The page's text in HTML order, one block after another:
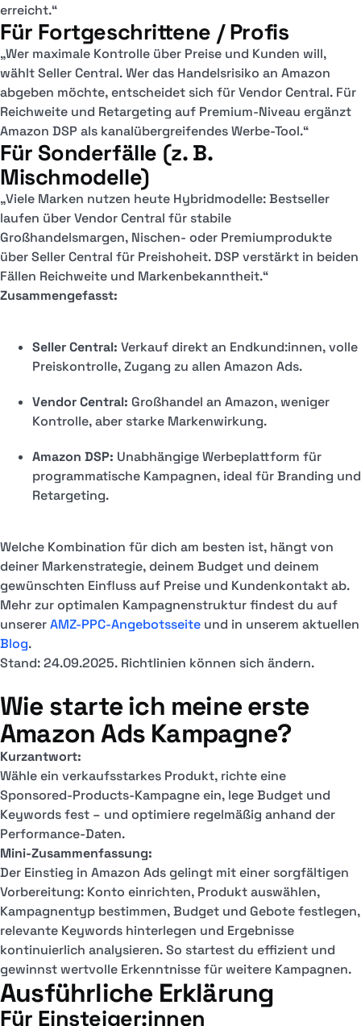
erreicht.“
Für Fortgeschrittene / Profis
„Wer maximale Kontrolle über Preise und Kunden will,
wählt Seller Central. Wer das Handelsrisiko an Amazon
abgeben möchte, entscheidet sich für Vendor Central. Für
Reichweite und Retargeting auf Premium-Niveau ergänzt
Amazon DSP als kanalübergreifendes Werbe-Tool.“
Für Sonderfälle (z. B.
Mischmodelle)
„Viele Marken nutzen heute Hybridmodelle: Bestseller
laufen über Vendor Central für stabile
Großhandelsmargen, Nischen- oder Premiumprodukte
über Seller Central für Preishoheit. DSP verstärkt in beiden
Fällen Reichweite und Markenbekanntheit.“
Zusammengefasst:
Seller Central: Verkauf direkt an Endkund:innen, volle
Preiskontrolle, Zugang zu allen Amazon Ads.
Vendor Central: Großhandel an Amazon, weniger
Kontrolle, aber starke Markenwirkung.
Amazon DSP: Unabhängige Werbeplattform für
programmatische Kampagnen, ideal für Branding und
Retargeting.
Welche Kombination für dich am besten ist, hängt von
deiner Markenstrategie, deinem Budget und deinem
gewünschten Einfluss auf Preise und Kundenkontakt ab.
Mehr zur optimalen Kampagnenstruktur findest du auf
unsererAMZ-PPC-Angebotsseite und in unserem aktuellen
Blog.
Stand: 24.09.2025. Richtlinien können sich ändern.
Wie starte ich meine erste
Amazon Ads Kampagne?
Kurzantwort:
Wähle ein verkaufsstarkes Produkt, richte eine
Sponsored-Products-Kampagne ein, lege Budget und
Keywords fest – und optimiere regelmäßig anhand der
Performance-Daten.
Mini-Zusammenfassung:
Der Einstieg in Amazon Ads gelingt mit einer sorgfältigen
Vorbereitung: Konto einrichten, Produkt auswählen,
Kampagnentyp bestimmen, Budget und Gebote festlegen,
relevante Keywords hinterlegen und Ergebnisse
kontinuierlich analysieren. So startest du effizient und
gewinnst wertvolle Erkenntnisse für weitere Kampagnen.
Ausführliche Erklärung
Für Einsteiger:innen